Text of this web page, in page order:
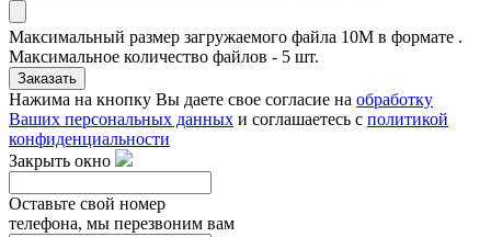
Максимальный размер загружаемого файла 10M в формате .
Максимальное количество файлов - 5 шт.
Заказать
Нажима на кнопку Вы даете свое согласие на обработку
Ваших персональных данных и соглашаетесь с политикой
конфиденциальности
Закрыть окно
Оставьте свой номер
телефона, мы перезвоним вам